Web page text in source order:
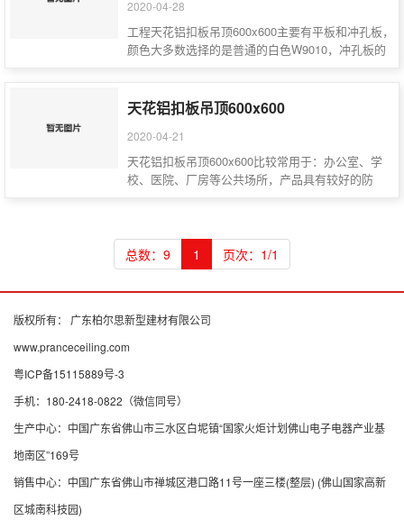
2020-04-28
工程天花铝扣板吊顶600x600主要有平板和冲孔板，
颜色大多数选择的是普通的白色W9010，冲孔板的
天花铝扣板吊顶600x600
2020-04-21
天花铝扣板吊顶600x600比较常用于：办公室、学
校、医院、厂房等公共场所，产品具有较好的防
总数：9 1 页次：1/1
版权所有： 广东柏尔思新型建材有限公司
www.pranceceiling.com
粤ICP备15115889号-3
手机：180-2418-0822（微信同号）
生产中心：中国广东省佛山市三水区白坭镇“国家火炬计划佛山电子电器产业基
地南区”169号
销售中心：中国广东省佛山市禅城区港口路11号一座三楼(整层) (佛山国家高新
区城南科技园)